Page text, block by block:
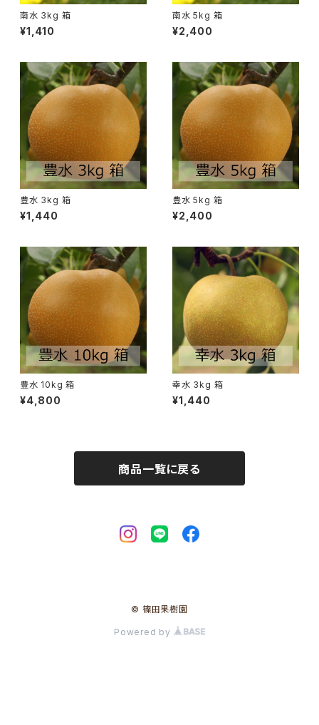
南水 3kg 箱
¥1,410
南水 5kg 箱
¥2,400
豊水 3kg 箱
¥1,440
豊水 5kg 箱
¥2,400
豊水 10kg 箱
¥4,800
幸水 3kg 箱
¥1,440
商品一覧に戻る
© 篠田果樹園
Powered by